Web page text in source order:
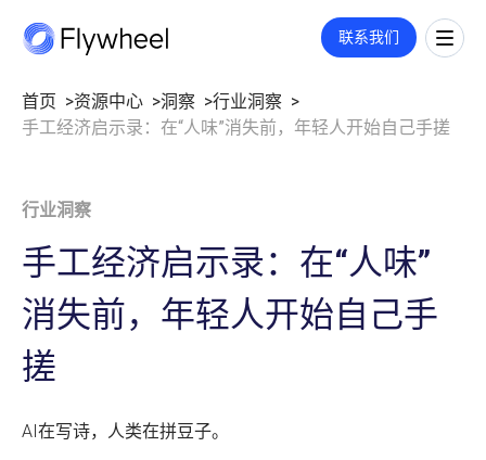
COMMERCE CLOUD
社媒监测
数字货架
零售洞察
展示与视频
覆盖媒体投放、平台运营、创意内容等多板块策略与执行，满足您的定
业绩衡量
指标监测
广告代投
企业动态
关于我们
职业机会
招聘
联系我们
联系我们
首页 资源中心 洞察
行业洞察
手工经济启示录：在“人味”消失前，年轻人开始自己手搓
行业洞察
手工经济启示录：在“人味”
消失前，年轻人开始自己手
搓
AI在写诗，人类在拼豆子。